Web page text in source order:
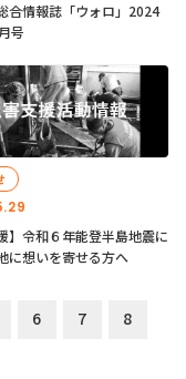
合情報誌「ウォロ」2024
号
】令和６年能登半島地震に
に想いを寄せる方へ
6 7
8